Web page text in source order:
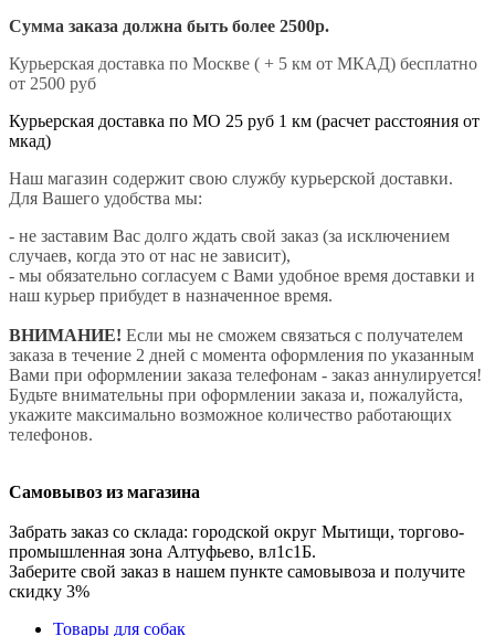
Сумма заказа должна быть более 2500р.
Курьерская доставка по Москве ( + 5 км от МКАД) бесплатно
от 2500 руб
Курьерская доставка по МО 25 руб 1 км (расчет расстояния от
мкад)
Наш магазин содержит свою службу курьерской доставки.
Для Вашего удобства мы:
- не заставим Вас долго ждать свой заказ (за исключением
случаев, когда это от нас не зависит),
- мы обязательно согласуем с Вами удобное время доставки и
наш курьер прибудет в назначенное время.
ВНИМАНИЕ! Если мы не сможем связаться с получателем
заказа в течение 2 дней с момента оформления по указанным
Вами при оформлении заказа телефонам - заказ аннулируется!
Будьте внимательны при оформлении заказа и, пожалуйста,
укажите максимально возможное количество работающих
телефонов.
Самовывоз из магазина
Забрать заказ со склада: городской округ Мытищи, торгово-
промышленная зона Алтуфьево, вл1с1Б.
Заберите свой заказ в нашем пункте самовывоза и получите
скидку 3%
Товары для собак